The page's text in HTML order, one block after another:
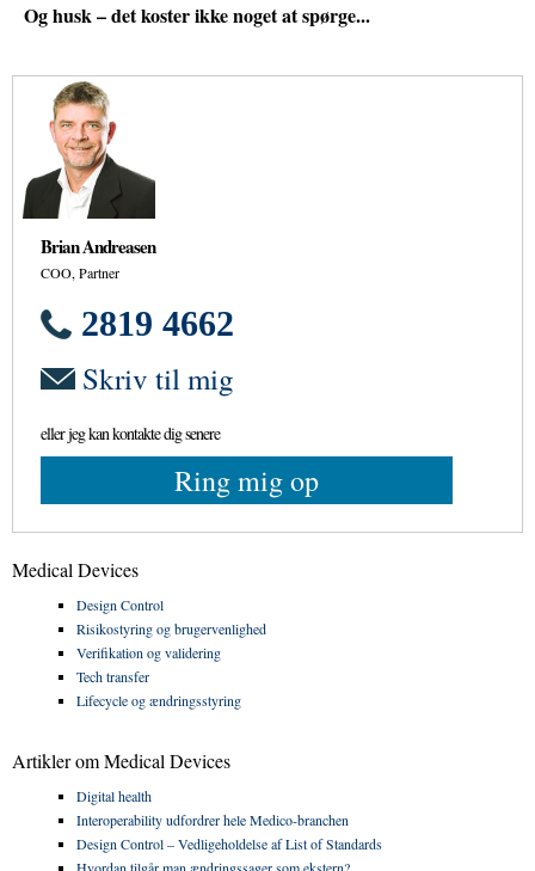
Og husk – det koster ikke noget at spørge...
Brian Andreasen
COO, Partner
2819 4662
Skriv til mig
eller jeg kan kontakte dig senere
Ring mig op
Medical Devices
Design Control
Risikostyring og brugervenlighed
Verifikation og validering
Tech transfer
Lifecycle og ændringsstyring
Artikler om Medical Devices
Digital health
Interoperability udfordrer hele Medico-branchen
Design Control – Vedligeholdelse af List of Standards